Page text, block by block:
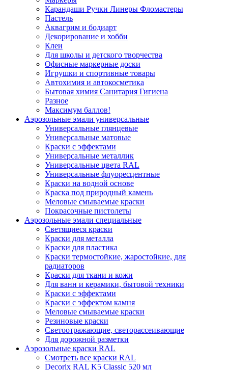
Карандаши Ручки Линеры Фломастеры
Пастель
Аквагрим и бодиарт
Декорирование и хобби
Клеи
Для школы и детского творчества
Офисные маркерные доски
Игрушки и спортивные товары
Автохимия и автокосметика
Бытовая химия Санитария Гигиена
Разное
Максимум баллов!
Аэрозольные эмали универсальные
Универсальные глянцевые
Универсальные матовые
Краски с эффектами
Универсальные металлик
Универсальные цвета RAL
Универсальные флуоресцентные
Краски на водной основе
Краска под природный камень
Меловые смываемые краски
Покрасочные пистолеты
Аэрозольные эмали специальные
Светящиеся краски
Краски для металла
Краски для пластика
Краски термостойкие, жаростойкие, для
радиаторов
Краски для ткани и кожи
Для ванн и керамики, бытовой техники
Краски с эффектами
Краски с эффектом камня
Меловые смываемые краски
Резиновые краски
Светоотражающие, светорассеивающие
Для дорожной разметки
Аэрозольные краски RAL
Смотреть все краски RAL
Decorix RAL K5 Classic 520 мл